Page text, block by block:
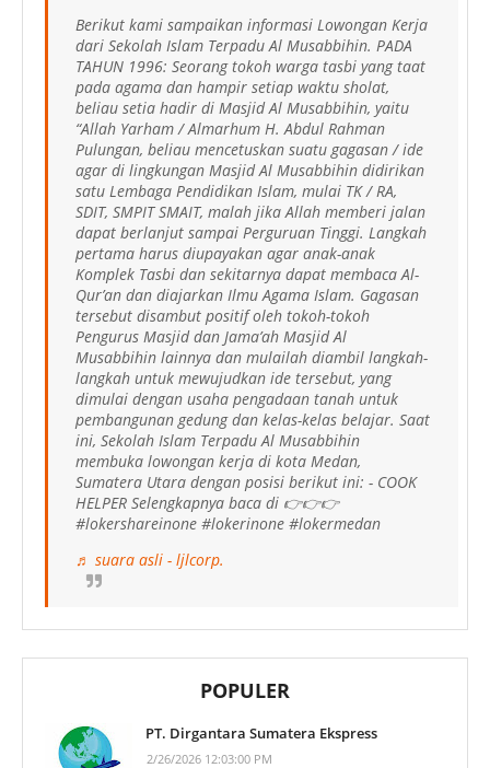
Berikut kami sampaikan informasi Lowongan Kerja
dari Sekolah Islam Terpadu Al Musabbihin. PADA
TAHUN 1996: Seorang tokoh warga tasbi yang taat
pada agama dan hampir setiap waktu sholat,
beliau setia hadir di Masjid Al Musabbihin, yaitu
“Allah Yarham / Almarhum H. Abdul Rahman
Pulungan, beliau mencetuskan suatu gagasan / ide
agar di lingkungan Masjid Al Musabbihin didirikan
satu Lembaga Pendidikan Islam, mulai TK / RA,
SDIT, SMPIT SMAIT, malah jika Allah memberi jalan
dapat berlanjut sampai Perguruan Tinggi. Langkah
pertama harus diupayakan agar anak-anak
Komplek Tasbi dan sekitarnya dapat membaca Al-
Qur’an dan diajarkan Ilmu Agama Islam. Gagasan
tersebut disambut positif oleh tokoh-tokoh
Pengurus Masjid dan Jama’ah Masjid Al
Musabbihin lainnya dan mulailah diambil langkah-
langkah untuk mewujudkan ide tersebut, yang
dimulai dengan usaha pengadaan tanah untuk
pembangunan gedung dan kelas-kelas belajar. Saat
ini, Sekolah Islam Terpadu Al Musabbihin
membuka lowongan kerja di kota Medan,
Sumatera Utara dengan posisi berikut ini: - COOK
HELPER Selengkapnya baca di 👉👉👉
#lokershareinone #lokerinone #lokermedan
♬ suara asli - ljlcorp.
POPULER
PT. Dirgantara Sumatera Ekspress
2/26/2026 12:03:00 PM